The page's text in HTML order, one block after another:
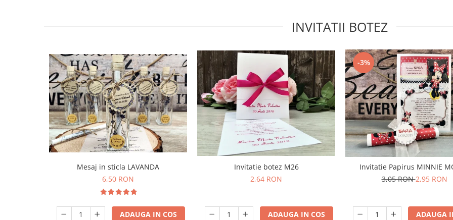
INVITATII BOTEZ
Mesaj in sticla LAVANDA
6,50 RON
ADAUGA IN COS
Invitatie botez M26
2,64 RON
ADAUGA IN COS
-3%
Invitatie Papirus MINNIE
3,05 RON2,95 RON
ADAUGA